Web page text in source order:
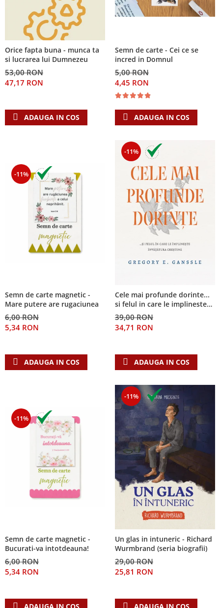
Orice fapta buna - munca ta
si lucrarea lui Dumnezeu
53,00 RON
47,17 RON
ADAUGA IN COS
Semn de carte - Cei ce se
incred in Domnul
5,00 RON
4,45 RON
ADAUGA IN COS
-11%
Semn de carte magnetic -
Mare putere are rugaciunea
6,00 RON
5,34 RON
ADAUGA IN COS
-11%
Cele mai profunde dorinte...
si felul in care le implineste
invatatura crestina
39,00 RON
34,71 RON
ADAUGA IN COS
-11%
Semn de carte magnetic -
Bucurati-va intotdeauna!
6,00 RON
5,34 RON
-11%
Un glas in intuneric - Richard
Wurmbrand (seria biografii)
29,00 RON
25,81 RON